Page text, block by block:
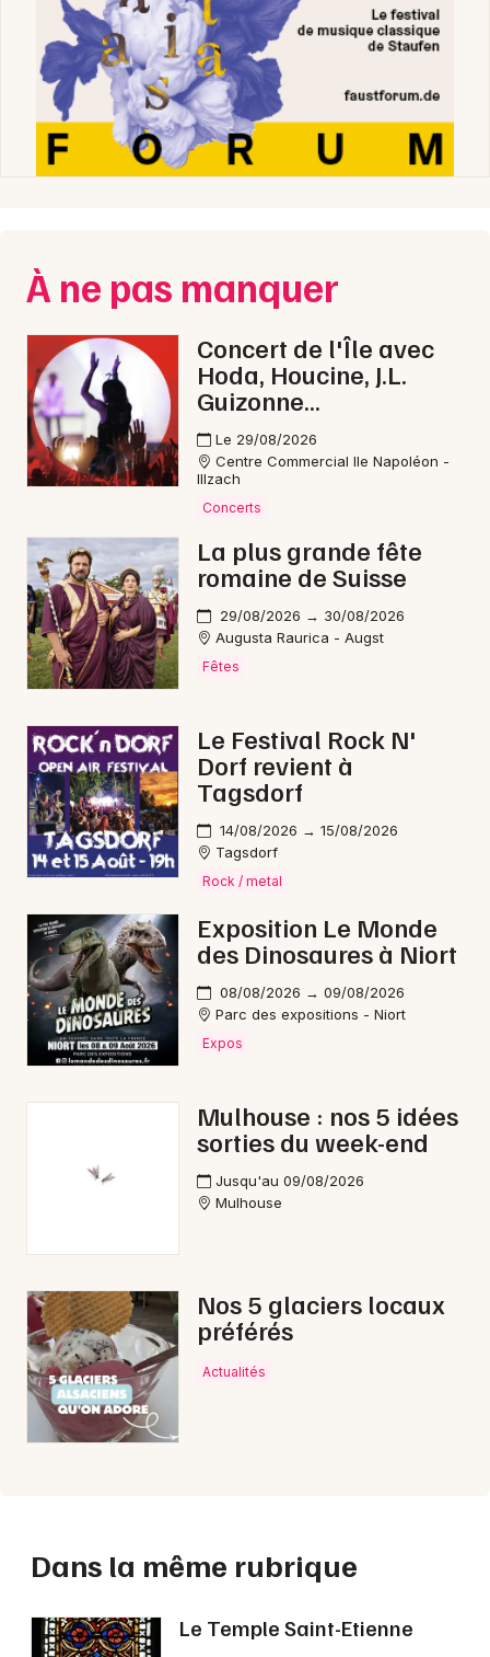
Mon email
Je m'abonne
À ne pas manquer
Concert de l'Île avec
Hoda, Houcine, J.L.
Guizonne...
Le 29/08/2026
Centre Commercial Ile Napoléon -
Illzach
Concerts
La plus grande fête
romaine de Suisse
29/08/2026 → 30/08/2026
Augusta Raurica - Augst
Fêtes
Le Festival Rock N'
Dorf revient à
Tagsdorf
14/08/2026 → 15/08/2026
Tagsdorf
Rock / metal
Exposition Le Monde
des Dinosaures à Niort
08/08/2026 → 09/08/2026
Parc des expositions - Niort
Expos
Mulhouse : nos 5 idées
sorties du week-end
Jusqu'au 09/08/2026
Mulhouse
Nos 5 glaciers locaux
préférés
Actualités
Dans la même rubrique
Le Temple Saint-Etienne